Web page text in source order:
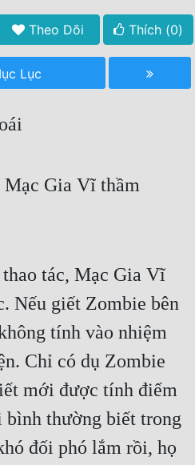
Theo Dõi Thích (0)
Lục
Gia Vĩ thầm
tác, Mạc Gia Vĩ
Nếu giết Zombie bên
tính vào nhiệm
Chỉ có dụ Zombie
mới được tính điểm
thường biết trong
đối phó lắm rồi, họ